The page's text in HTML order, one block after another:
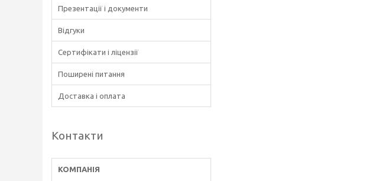
Презентації і документи
Відгуки
Сертифікати і ліцензії
Поширені питання
Доставка і оплата
Контакти